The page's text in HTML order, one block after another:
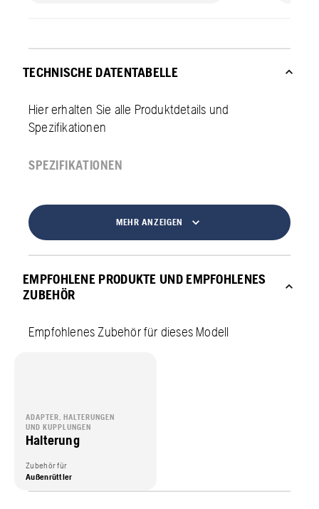
TECHNISCHE DATENTABELLE
Hier erhalten Sie alle Produktdetails und
Spezifikationen
SPEZIFIKATIONEN
MEHR ANZEIGEN
EMPFOHLENE PRODUKTE UND EMPFOHLENES
ZUBEHÖR
Empfohlenes Zubehör für dieses Modell
ADAPTER, HALTERUNGEN
UND KUPPLUNGEN
Halterung
Zubehör für
Außenrüttler